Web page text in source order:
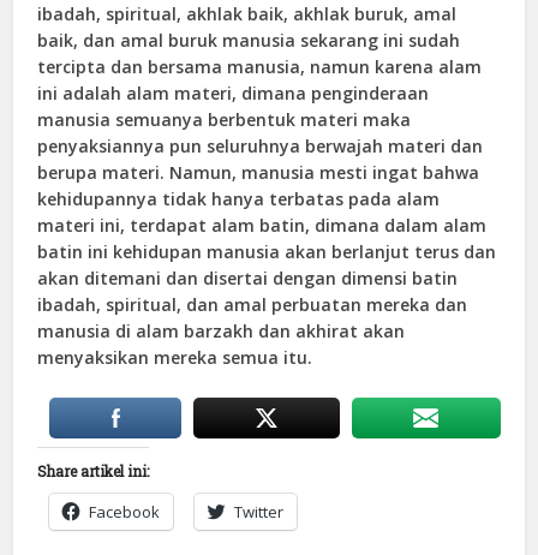
ibadah, spiritual, akhlak baik, akhlak buruk, amal
baik, dan amal buruk manusia sekarang ini sudah
tercipta dan bersama manusia, namun karena alam
ini adalah alam materi, dimana penginderaan
manusia semuanya berbentuk materi maka
penyaksiannya pun seluruhnya berwajah materi dan
berupa materi. Namun, manusia mesti ingat bahwa
kehidupannya tidak hanya terbatas pada alam
materi ini, terdapat alam batin, dimana dalam alam
batin ini kehidupan manusia akan berlanjut terus dan
akan ditemani dan disertai dengan dimensi batin
ibadah, spiritual, dan amal perbuatan mereka dan
manusia di alam barzakh dan akhirat akan
menyaksikan mereka semua itu.
Share artikel ini:
Facebook Twitter